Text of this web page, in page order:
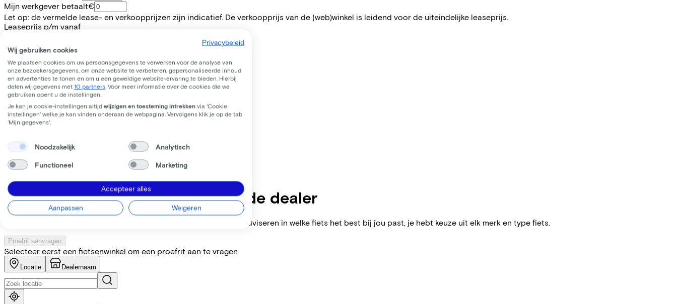
Mijn werkgever betaalt€
Let op: de vermelde lease- en verkoopprijzen zijn indicatief. De verkoopprijs van de (web)winkel is leidend voor de uiteindelijke leaseprijs.
Leaseprijs p/m vanaf
Incl. Service & verzekeringspakket
Overnameprijs na 3 jaar:
Informatie
+−
EXCELSIOR Urbanfiets "Cracker" (#1), 28", gold matt ¦
Specificaties
−
Vind de fiets bij de dichtstbijzijnde dealer
Let op! Niet elke fiets is op voorraad. Laat je door onze partners adviseren in welke fiets het best bij jou past, je hebt keuze uit elk merk en type fiets.
Proefrit aanvragen
Selecteer eerst een fietsenwinkel om een proefrit aan te vragen
Locatie Dealernaam
Privacybeleid
Wij gebruiken cookies
We plaatsen cookies om uw persoonsgegevens te verwerken voor de analyse van
onze bezoekersgegevens, om onze website te verbeteren, gepersonaliseerde inhoud
en advertenties te tonen en om u een geweldige website-ervaring te bieden. Hierbij
delen wij gegevens met 10 partners . Voor meer informatie over de cookies die we
gebruiken opent u de instellingen.
Je kan je cookie-instellingen altijd wijzigen en toesteming intrekken via 'Cookie
instellingen' welke je kan vinden onderaan de webpagina. Vervolgens klik je op de tab
‘Mijn gegevens'.
Noodzakelijk Analytisch
Functioneel Marketing
Accepteer alles
Aanpassen Weigeren